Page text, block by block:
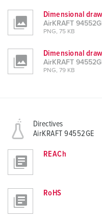
Dimensional
AirKRAFT
PNG, 75 KB
Dimensional
AirKRAFT
PNG, 79 KB
Directives
AirKRAFT 94552GE
REACh
RoHS